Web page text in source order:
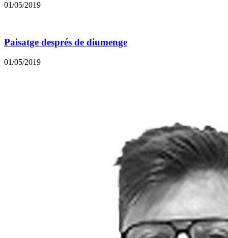
01/05/2019
Paisatge després de diumenge
01/05/2019